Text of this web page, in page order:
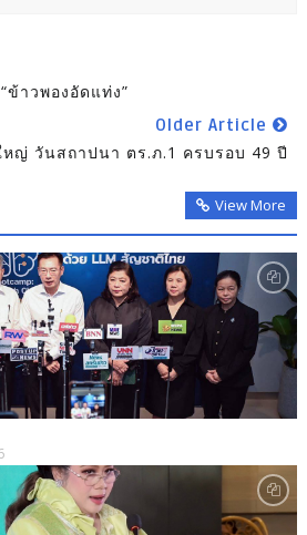
าวพองอัดแท่ง”
Older Article
หญ่ วันสถาปนา ตร.ภ.1 ครบรอบ 49 ปี
View More